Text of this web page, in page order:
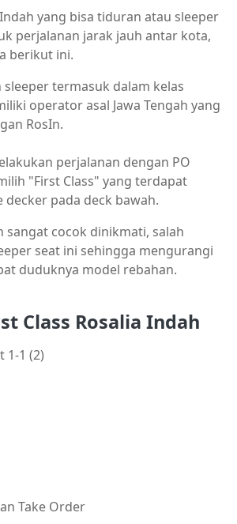
yang bisa tiduran atau sleeper
perjalanan jarak jauh antar kota,
berikut ini.
sleeper termasuk dalam kelas
operator asal Jawa Tengah yang
RosIn.
perjalanan dengan PO
"First Class" yang terdapat
decker pada deck bawah.
sangat cocok dinikmati, salah
seat ini sehingga mengurangi
duduknya model rebahan.
Class Rosalia Indah
1-1 (2)
Take Order